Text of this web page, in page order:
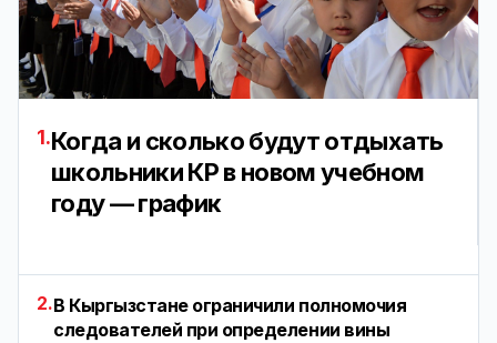
1.Когда и сколько будут отдыхать
школьники КР в новом учебном
году — график
2.В Кыргызстане ограничили полномочия
следователей при определении вины